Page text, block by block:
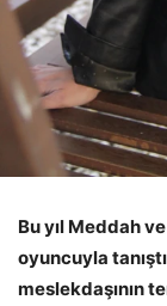
Bu yıl Meddah
oyuncuyla
meslekdaşının